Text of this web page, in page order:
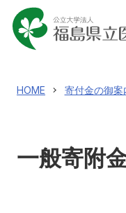
大学紹介
大学紹介
福島県立医科大学
3つの方針（ポリシ
教育
研究
HOME 寄付金の御案
一般寄附